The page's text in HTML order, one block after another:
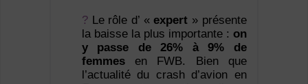
?Le rôle d’ «expert » présente
la baisse la plus importante : on
y passe de 26% à 9% de
femmesen FWB. Bien que
l’actualité du crash d’avion en